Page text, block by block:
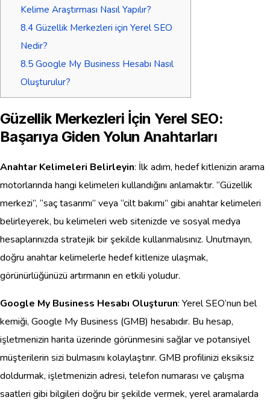
Kelime Araştırması Nasıl Yapılır?
8.4Güzellik Merkezleri için Yerel SEO
Nedir?
8.5Google My Business Hesabı Nasıl
Oluşturulur?
Güzellik Merkezleri İçin Yerel SEO:
Başarıya Giden Yolun Anahtarları
Anahtar Kelimeleri Belirleyin: İlk adım, hedef kitlenizin arama
motorlarında hangi kelimeleri kullandığını anlamaktır. “Güzellik
merkezi”, “saç tasarımı” veya “cilt bakımı” gibi anahtar kelimeleri
belirleyerek, bu kelimeleri web sitenizde ve sosyal medya
hesaplarınızda stratejik bir şekilde kullanmalısınız. Unutmayın,
doğru anahtar kelimelerle hedef kitlenize ulaşmak,
görünürlüğünüzü artırmanın en etkili yoludur.
Google My Business Hesabı Oluşturun: Yerel SEO’nun bel
kemiği, Google My Business (GMB) hesabıdır. Bu hesap,
işletmenizin harita üzerinde görünmesini sağlar ve potansiyel
müşterilerin sizi bulmasını kolaylaştırır. GMB profilinizi eksiksiz
doldurmak, işletmenizin adresi, telefon numarası ve çalışma
saatleri gibi bilgileri doğru bir şekilde vermek, yerel aramalarda